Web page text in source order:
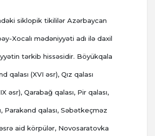
siklopik tikililər Azərbaycan
Xocalı mədəniyyəti adı ilə daxil
tərkib hissəsidir. Böyükqala
qalası (XVI əsr), Qız qalası
əsr), Qarabağ qalası, Pir qalası,
Parakənd qalası, Səbətkeçməz
aid körpülər, Novosaratovka